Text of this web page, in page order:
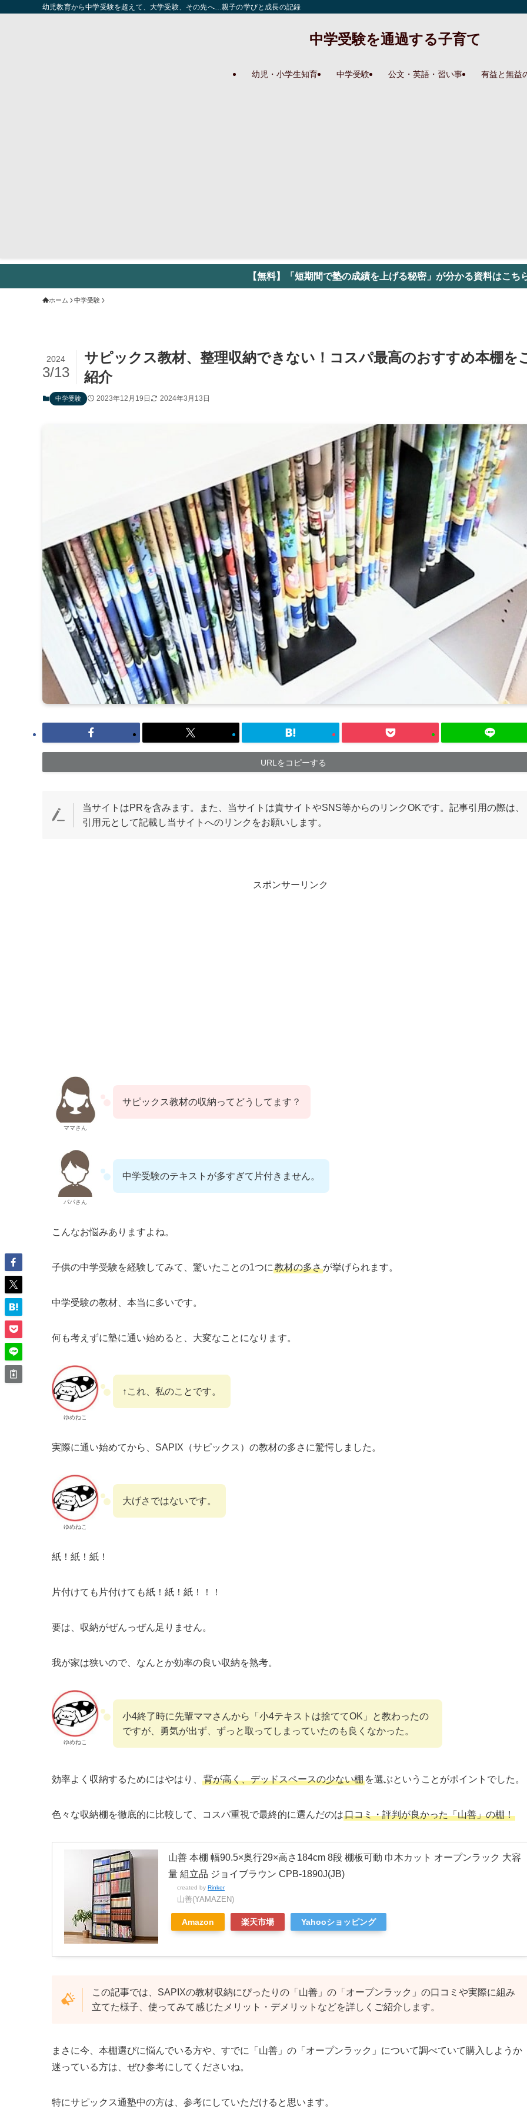
幼児教育から中学受験を超えて、大学受験、その先へ…親子の学びと成長の記録
中学受験を通過する子育て
幼児・小学生知育 中学受験 公文・英語・習い事 有益と無益
【無料】「短期間で塾の成績を上げる秘密」が分かる資料はこち
ホーム 中学受験
サピックス教材、整理収納できない！コスパ最高のおすすめ本棚を
紹介
2024
3/13
中学受験 2023年12月19日 2024年3月13日
URLをコピーする
当サイトはPRを含みます。また、当サイトは貴サイトやSNS等からのリンクOKです。記事引用の際は、
引用元として記載し当サイトへのリンクをお願いします。
スポンサーリンク
ママさん
サピックス教材の収納ってどうしてます？
パパさん
中学受験のテキストが多すぎて片付きません。
こんなお悩みありますよね。
子供の中学受験を経験してみて、驚いたことの1つに 教材の多さが挙げられます。
中学受験の教材、本当に多いです。
何も考えずに塾に通い始めると、大変なことになります。
ゆめねこ
↑これ、私のことです。
実際に通い始めてから、SAPIX（サピックス）の教材の多さに驚愕しました。
ゆめねこ
大げさではないです。
紙！紙！紙！
片付けても片付けても紙！紙！紙！！！
要は、収納がぜんっぜん足りません。
我が家は狭いので、なんとか効率の良い収納を熟考。
ゆめねこ
小4終了時に先輩ママさんから「小4テキストは捨ててOK」と教わったの
ですが、勇気が出ず、ずっと取ってしまっていたのも良くなかった。
効率よく収納するためにはやはり、 背が高く、デッドスペースの少ない棚 を選ぶということがポイントでした。
色々な収納棚を徹底的に比較して、コスパ重視で最終的に選んだのは口コミ・評判が良かった「山善」の棚！
山善 本棚 幅90.5×奥行29×高さ184cm 8段 棚板可動 巾木カット オープンラック 大容
量 組立品 ジョイブラウン CPB-1890J(JB)
created by Rinker
山善(YAMAZEN)
Amazon 楽天市場 Yahooショッピング
この記事では、SAPIXの教材収納にぴったりの「山善」の「オープンラック」の口コミや実際に組み
立てた様子、使ってみて感じたメリット・デメリットなどを詳しくご紹介します。
まさに今、本棚選びに悩んでいる方や、すでに「山善」の「オープンラック」について調べていて購入しようか
迷っている方は、ぜひ参考にしてくださいね。
特にサピックス通塾中の方は、参考にしていただけると思います。